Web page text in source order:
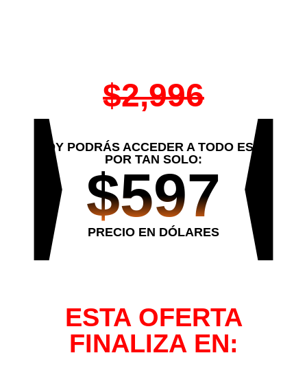
$2,996
HOY PODRÁS ACCEDER A TODO ESTO
POR TAN SOLO:
$597
PRECIO EN DÓLARES
ESTA OFERTA
FINALIZA EN: